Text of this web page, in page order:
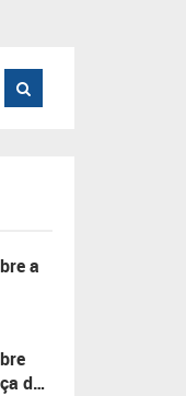
a
do